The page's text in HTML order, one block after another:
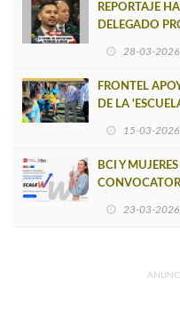
REPORTAJE
DELEGADO
28-03-2026
FRONTEL
DE LA
15-03-2026
BCI Y
23-03-2026